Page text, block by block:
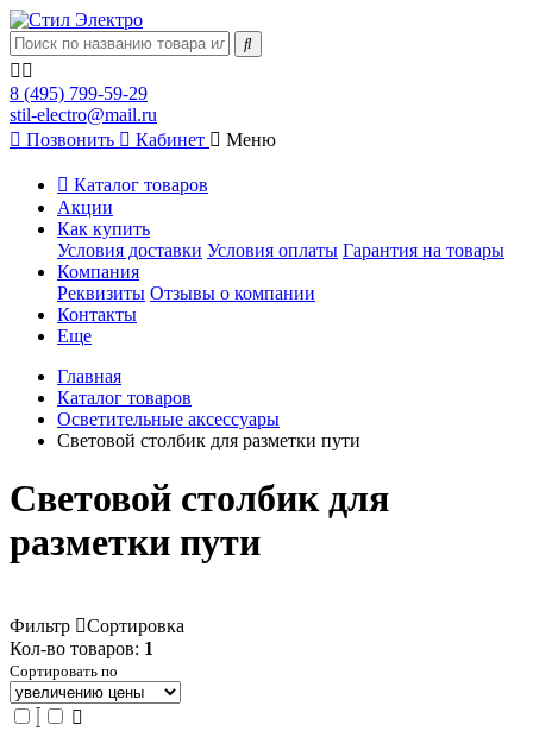
8 (495) 799-59-29
stil-electro@mail.ru
Позвонить
Кабинет Меню
Каталог товаров
Акции
Как купить
Условия доставки Условия оплаты Гарантия на товары
Компания
Реквизиты Отзывы о компании
Контакты
Еще
Главная
Каталог товаров
Осветительные аксессуары
Световой столбик для разметки пути
Световой столбик для
разметки пути
Фильтр
Сортировка
Кол-во товаров: 1
Сортировать по